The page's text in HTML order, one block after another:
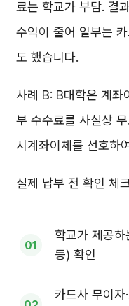
료는 학교가 부담. 결
수익이 줄어 일부는
도 했습니다.
사례 B: B대학은 계좌
부 수수료를 사실상
시계좌이체를 선호하
실제 납부 전 확인 체
학교가 제공하
등) 확인
카드사 무이자